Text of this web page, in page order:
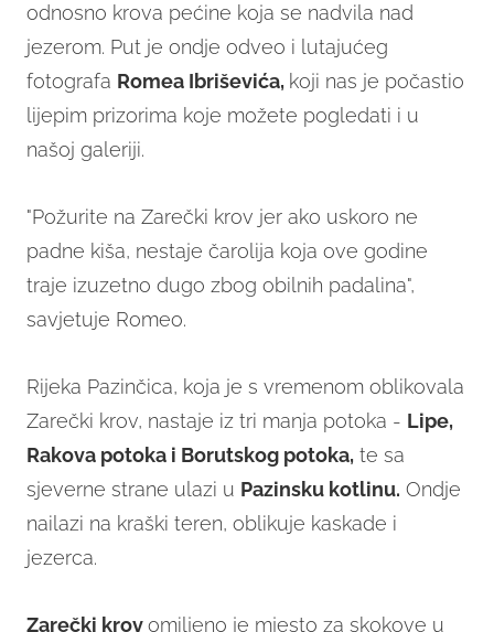
odnosno krova pećine koja se nadvila nad
jezerom. Put je ondje odveo i lutajućeg
fotografa Romea Ibriševića, koji nas je počastio
lijepim prizorima koje možete pogledati i u
našoj galeriji.
"Požurite na Zarečki krov jer ako uskoro ne
padne kiša, nestaje čarolija koja ove godine
traje izuzetno dugo zbog obilnih padalina",
savjetuje Romeo.
Rijeka Pazinčica, koja je s vremenom oblikovala
Zarečki krov, nastaje iz tri manja potoka - Lipe,
Rakova potoka i Borutskog potoka, te sa
sjeverne strane ulazi u Pazinsku kotlinu. Ondje
nailazi na kraški teren, oblikuje kaskade i
jezerca.
Zarečki krovomiljeno je mjesto za skokove u